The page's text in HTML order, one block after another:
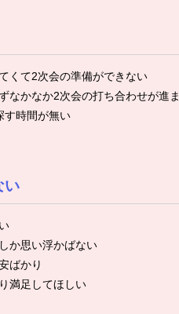
くて2次会の準備ができない
なかなか2次会の打ち合わせが進
す時間が無い
い
か思い浮かばない
ばかり
満足してほしい